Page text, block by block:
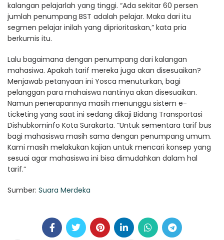
kalangan pelajarlah yang tinggi. “Ada sekitar 60 persen
jumlah penumpang BST adalah pelajar. Maka dari itu
segmen pelajar inilah yang diprioritaskan,” kata pria
berkumis itu.
Lalu bagaimana dengan penumpang dari kalangan
mahasiwa. Apakah tarif mereka juga akan disesuaikan?
Menjawab petanyaan ini Yosca menuturkan, bagi
pelanggan para mahaiswa nantinya akan disesuaikan.
Namun penerapannya masih menunggu sistem e-
ticketing yang saat ini sedang dikaji Bidang Transportasi
Dishubkominfo Kota Surakarta. “Untuk sementara tarif bus
bagi mahasiswa masih sama dengan penumpang umum.
Kami masih melakukan kajian untuk mencari konsep yang
sesuai agar mahasiswa ini bisa dimudahkan dalam hal
tarif.”
Sumber: Suara Merdeka